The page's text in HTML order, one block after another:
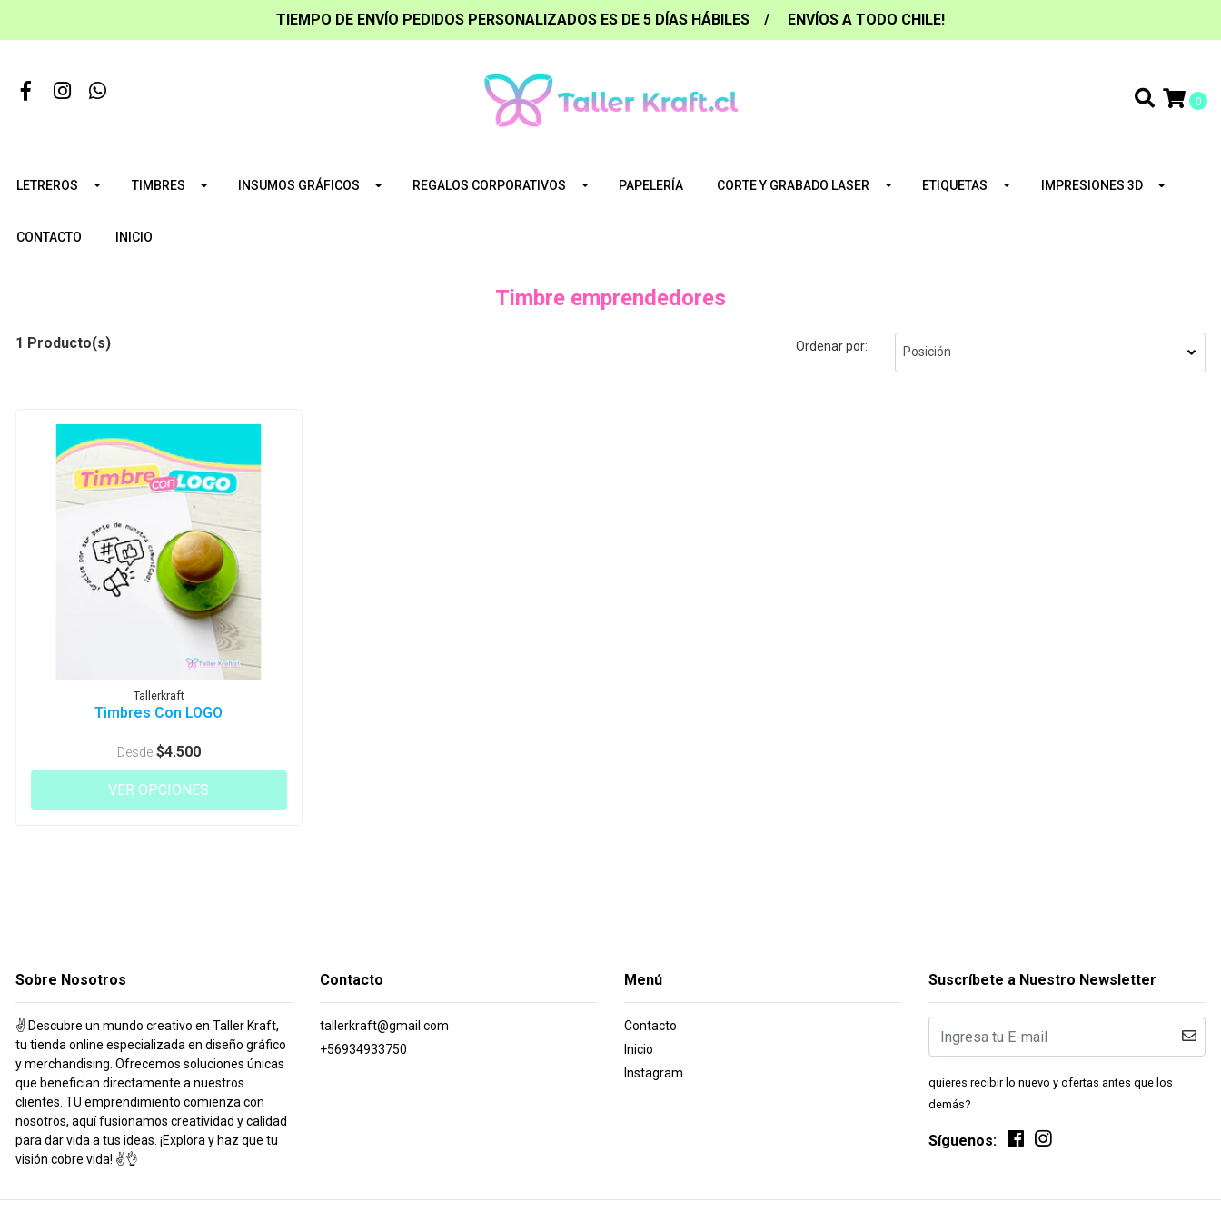
TIEMPO DE ENVÍO PEDIDOS PERSONALIZADOS ES DE 5 DÍAS HÁBILES / ENVÍOS A TODO CHILE!
0
LETREROS TIMBRES INSUMOS GRÁFICOS REGALOS CORPORATIVOS PAPELERÍA CORTE Y GRABADO LASER ETIQUETAS IMPRESIONES 3D
CONTACTO INICIO
Timbre emprendedores
1 Producto(s) Ordenar por:
Tallerkraft
Timbres Con LOGO
Desde $4.500
VER OPCIONES
Sobre Nosotros
✌️ Descubre un mundo creativo en Taller Kraft,
tu tienda online especializada en diseño gráfico
y merchandising. Ofrecemos soluciones únicas
que benefician directamente a nuestros
clientes. TU emprendimiento comienza con
nosotros, aquí fusionamos creatividad y calidad
para dar vida a tus ideas. ¡Explora y haz que tu
visión cobre vida! ✌️👌
Contacto
tallerkraft@gmail.com
+56934933750
Menú
Contacto
Inicio
Instagram
Suscríbete a Nuestro Newsletter
quieres recibir lo nuevo y ofertas antes que los
demás?
Síguenos: